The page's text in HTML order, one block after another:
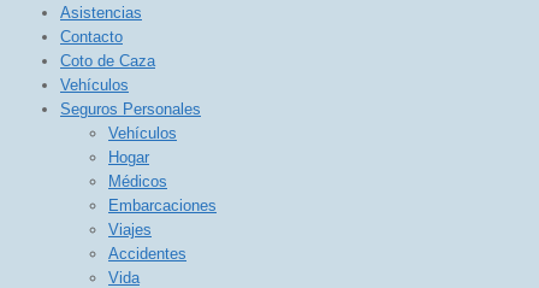
Asistencias
Contacto
Coto de Caza
Vehículos
Seguros Personales
Vehículos
Hogar
Médicos
Embarcaciones
Viajes
Accidentes
Vida